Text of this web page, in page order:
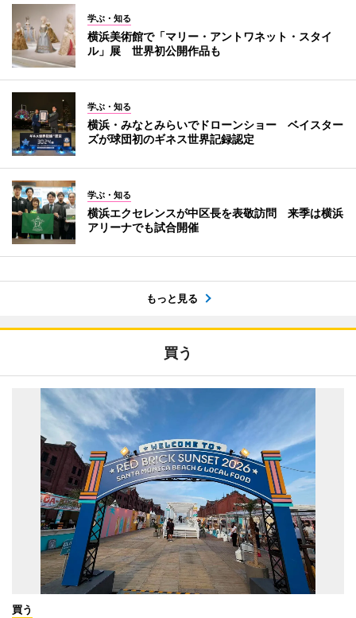
学ぶ・知る
横浜美術館で「マリー・アントワネット・スタイ
ル」展 世界初公開作品も
学ぶ・知る
横浜・みなとみらいでドローンショー ベイスター
ズが球団初のギネス世界記録認定
学ぶ・知る
横浜エクセレンスが中区長を表敬訪問 来季は横浜
アリーナでも試合開催
もっと見る
買う
買う